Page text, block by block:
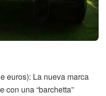
euros): La nueva marca
con una “barchetta”